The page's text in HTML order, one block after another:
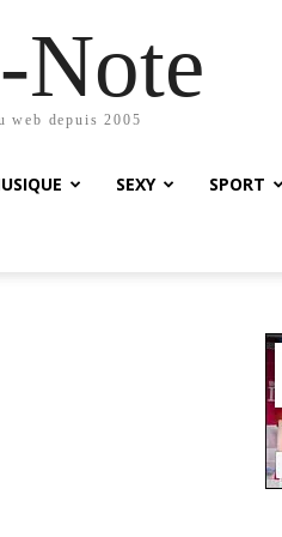
Note
web depuis 2005
SEXY SPORT